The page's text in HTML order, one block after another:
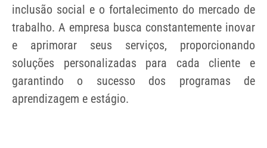
inclusão social e o fortalecimento do mercado de
trabalho. A empresa busca constantemente inovar
e aprimorar seus serviços, proporcionando
soluções personalizadas para cada cliente e
garantindo o sucesso dos programas de
aprendizagem e estágio.